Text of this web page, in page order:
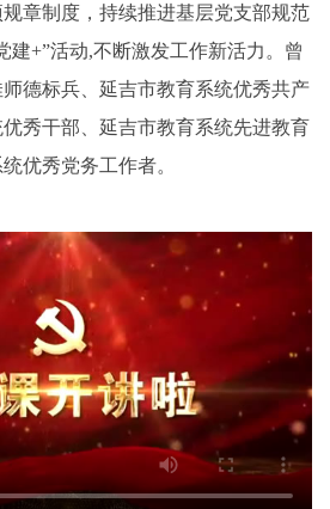
章制度，持续推进基层党支部规范
建+”活动,不断激发工作新活力。曾
德标兵、延吉市教育系统优秀共产
秀干部、延吉市教育系统先进教育
优秀党务工作者。